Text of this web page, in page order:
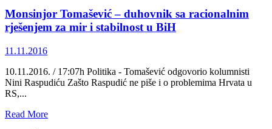
ideja
i
udar
na
njenu
Monsinjor Tomašević – duhovnik sa racionalnim
rješenjem za mir i stabilnost u BiH
11.11.2016
10.11.2016. / 17:07h Politika - Tomašević odgovorio kolumnisti
Nini Raspudiću Zašto Raspudić ne piše i o problemima Hrvata u
RS,...
Read MoreRead